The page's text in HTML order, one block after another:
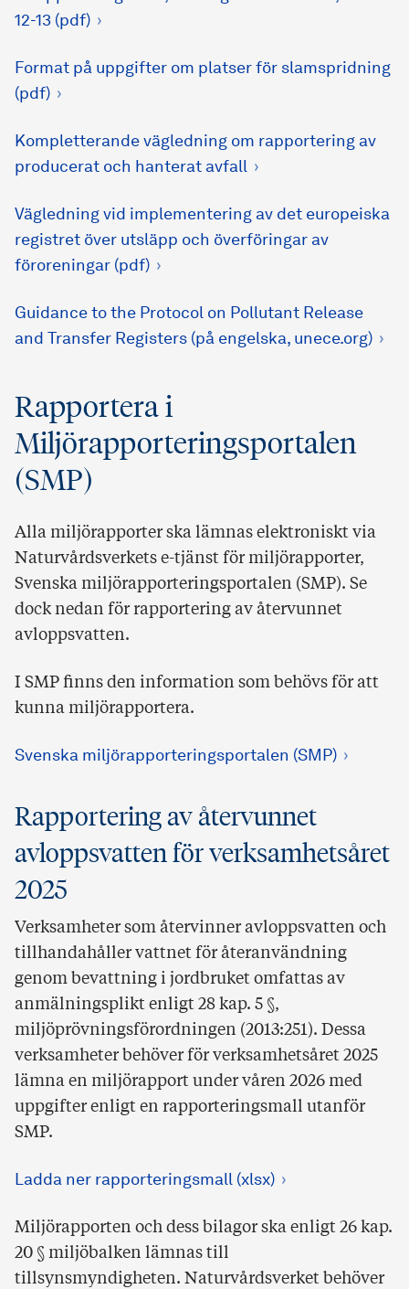
12-13 (pdf)
Format på uppgifter om platser för slamspridning
(pdf)
Kompletterande vägledning om rapportering av
producerat och hanterat avfall
Vägledning vid implementering av det europeiska
registret över utsläpp och överföringar av
föroreningar (pdf)
Guidance to the Protocol on Pollutant Release
and Transfer Registers (på engelska, unece.org)
Rapportera i
Miljörapporteringsportalen
(SMP)
Alla miljörapporter ska lämnas elektroniskt via
Naturvårdsverkets e-tjänst för miljörapporter,
Svenska miljörapporteringsportalen (SMP). Se
dock nedan för rapportering av återvunnet
avloppsvatten.
I SMP finns den information som behövs för att
kunna miljörapportera.
Svenska miljörapporteringsportalen (SMP)
Rapportering av återvunnet
avloppsvatten för verksamhetsåret
2025
Verksamheter som återvinner avloppsvatten och
tillhandahåller vattnet för återanvändning
genom bevattning i jordbruket omfattas av
anmälningsplikt enligt 28 kap. 5 §,
miljöprövningsförordningen (2013:251). Dessa
verksamheter behöver för verksamhetsåret 2025
lämna en miljörapport under våren 2026 med
uppgifter enligt en rapporteringsmall utanför
SMP.
Ladda ner rapporteringsmall (xlsx)
Miljörapporten och dess bilagor ska enligt 26 kap.
20 § miljöbalken lämnas till
tillsynsmyndigheten. Naturvårdsverket behöver